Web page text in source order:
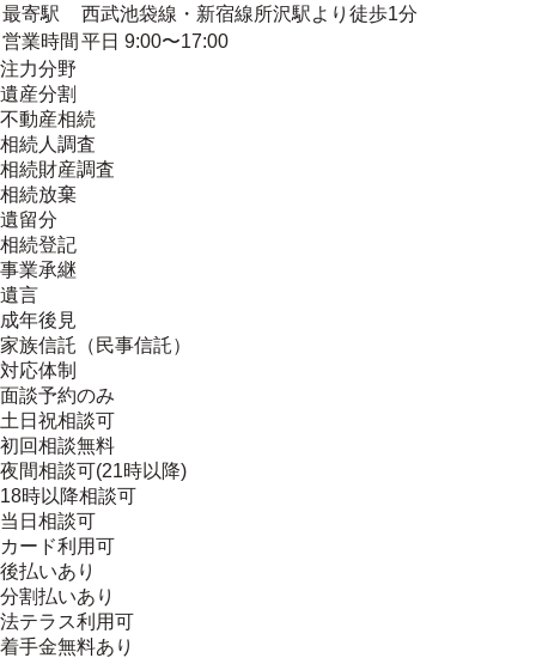
最寄駅
西武池袋線・新宿線所沢駅より徒歩1分
営業時間 平日 9:00〜17:00
注力分野
遺産分割
不動産相続
相続人調査
相続財産調査
相続放棄
遺留分
相続登記
事業承継
遺言
成年後見
家族信託（民事信託）
対応体制
面談予約のみ
土日祝相談可
初回相談無料
夜間相談可(21時以降)
18時以降相談可
当日相談可
カード利用可
後払いあり
分割払いあり
法テラス利用可
着手金無料あり